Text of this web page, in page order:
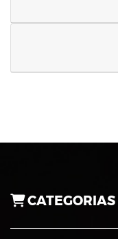
CATEGORIAS